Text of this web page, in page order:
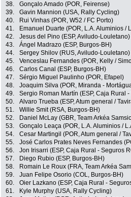
38.
Gonçalo Amado (POR, Feirense)
39.
Gavin Mannion (USA, Rally Cycling)
40.
Rui Vinhas (POR, W52 / FC Porto)
41.
Emanuel Duarte (POR, L.A. Aluminios /
42.
Jesus del Pino (ESP, Aviludo-Louletano)
43.
Ángel Madrazo (ESP, Burgos-BH)
44.
Sergey Shilov (RUS, Aviludo-Louletano)
45.
Venceslau Fernandes (POR, Kelly /
46.
Carlos Canal (ESP, Burgos-BH)
47.
Sérgio Miguel Paulinho (POR, Efapel)
48.
Joaquim Silva (POR, Miranda -
49.
Sergio Roman Martín (ESP, Caja Rural
50.
Alvaro Trueba (ESP, Atum general /
51.
Willie Smit (RSA, Burgos-BH)
52.
Daniel McLay (GBR, Team Arkéa
53.
Gonçalo Leaça (POR, L.A. Aluminios /
54.
Cesar Martingil (POR, Atum general /
55.
José Carlos Prates Neves Fernandes
56.
Jon Irisarri (ESP, Caja Rural - Seguros
57.
Diego Rubio (ESP, Burgos-BH)
58.
Romain Le Roux (FRA, Team Arkéa
59.
Juan Felipe Osorio (COL, Burgos-BH)
60.
Oier Lazkano (ESP, Caja Rural -
61.
Kyle Murphy (USA, Rally Cycling)